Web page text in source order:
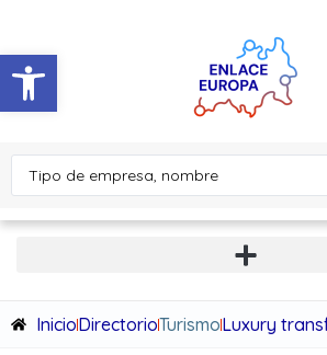
Abrir barra de herramientas
InicioDirectorioTurismoLuxury